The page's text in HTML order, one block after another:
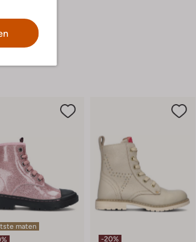
maten
-20%